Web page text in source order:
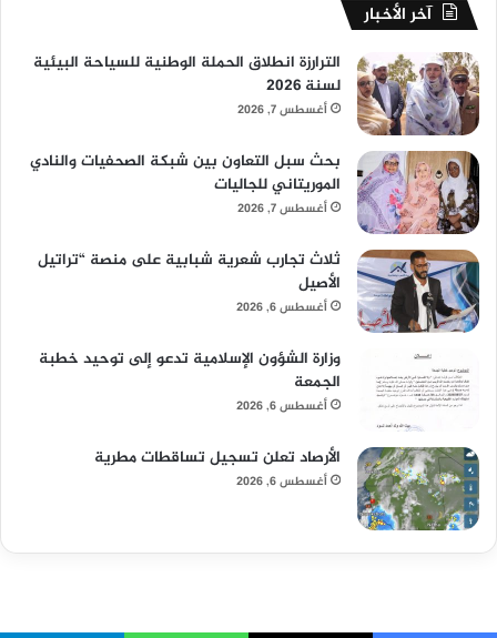
آخر الأخبار
الترارزة انطلاق الحملة الوطنية للسياحة البيئية
لسنة 2026
أغسطس 7, 2026
بحث سبل التعاون بين شبكة الصحفيات والنادي
الموريتاني للجاليات
أغسطس 7, 2026
ثلاث تجارب شعرية شبابية على منصة “تراتيل
الأصيل
أغسطس 6, 2026
وزارة الشؤون الإسلامية تدعو إلى توحيد خطبة
الجمعة
أغسطس 6, 2026
الأرصاد تعلن تسجيل تساقطات مطرية
أغسطس 6, 2026